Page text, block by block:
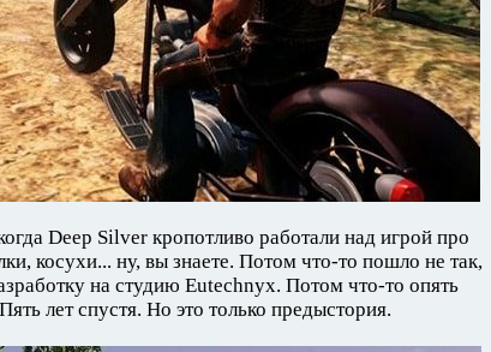
Deep Silver кропотливо работали над игрой про
косухи... ну, вы знаете. Потом что-то пошло не так,
на студию Eutechnyx. Потом что-то опять
лет спустя. Но это только предыстория.